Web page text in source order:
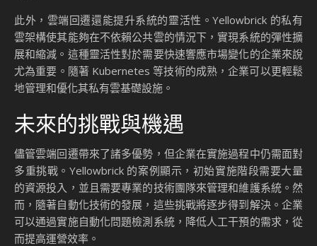
此外，雲端回遷還能提升系統的靈活性。Yellowbrick 的私有
雲架構使其能夠在不依賴公共雲的情況下，實現系統的彈性擴
展和縮減。這種靈活性對於需要快速響應市場變化的企業來說
尤為重要。隨著 Kubernetes 等技術的成熟，企業可以更輕鬆
地管理和優化其私有雲基礎設施。
未來的挑戰與機遇
儘管雲端回遷帶來了諸多優勢，但企業在實施過程中仍需面對
多重挑戰。Yellowbrick 的案例顯示，初始實施階段需要大量
的資源投入，並且需要專業的技術團隊來管理和維護系統。然
而，隨著自動化技術的發展，這些挑戰將逐步得到解決。企業
可以通過實施自動化問題檢測系統，降低人工干預的需求，從
而提高運營效率。